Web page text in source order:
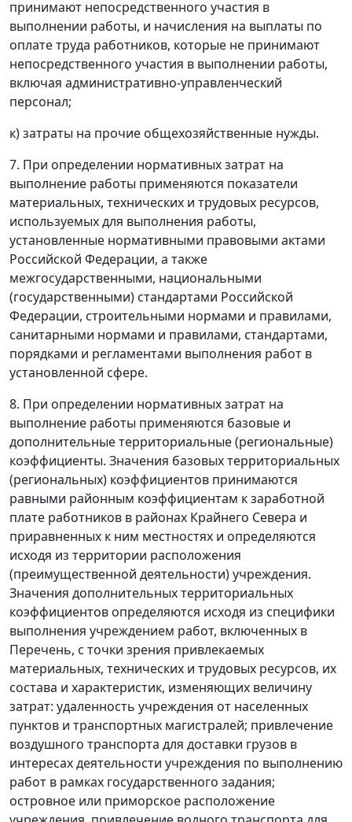
принимают непосредственного участия в
выполнении работы, и начисления на выплаты по
оплате труда работников, которые не принимают
непосредственного участия в выполнении работы,
включая административно-управленческий
персонал;
к) затраты на прочие общехозяйственные нужды.
7. При определении нормативных затрат на
выполнение работы применяются показатели
материальных, технических и трудовых ресурсов,
используемых для выполнения работы,
установленные нормативными правовыми актами
Российской Федерации, а также
межгосударственными, национальными
(государственными) стандартами Российской
Федерации, строительными нормами и правилами,
санитарными нормами и правилами, стандартами,
порядками и регламентами выполнения работ в
установленной сфере.
8. При определении нормативных затрат на
выполнение работы применяются базовые и
дополнительные территориальные (региональные)
коэффициенты. Значения базовых территориальных
(региональных) коэффициентов принимаются
равными районным коэффициентам к заработной
плате работников в районах Крайнего Севера и
приравненных к ним местностях и определяются
исходя из территории расположения
(преимущественной деятельности) учреждения.
Значения дополнительных территориальных
коэффициентов определяются исходя из специфики
выполнения учреждением работ, включенных в
Перечень, с точки зрения привлекаемых
материальных, технических и трудовых ресурсов, их
состава и характеристик, изменяющих величину
затрат: удаленность учреждения от населенных
пунктов и транспортных магистралей; привлечение
воздушного транспорта для доставки грузов в
интересах деятельности учреждения по выполнению
работ в рамках государственного задания;
островное или приморское расположение